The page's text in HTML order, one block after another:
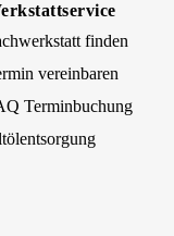
finden
vereinbaren
Terminbuchung